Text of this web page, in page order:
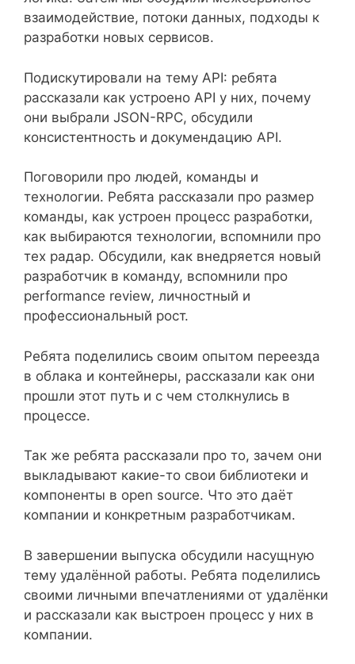
взаимодействие, потоки данных, подходы к
разработки новых сервисов.
Подискутировали на тему API: ребята
рассказали как устроено API у них, почему
они выбрали JSON-RPC, обсудили
консистентность и докумендацию API.
Поговорили про людей, команды и
технологии. Ребята рассказали про размер
команды, как устроен процесс разработки,
как выбираются технологии, вспомнили про
тех радар. Обсудили, как внедряется новый
разработчик в команду, вспомнили про
performance review, личностный и
профессиональный рост.
Ребята поделились своим опытом переезда
в облака и контейнеры, рассказали как они
прошли этот путь и с чем столкнулись в
процессе.
Так же ребята рассказали про то, зачем они
выкладывают какие-то свои библиотеки и
компоненты в open source. Что это даёт
компании и конкретным разработчикам.
В завершении выпуска обсудили насущную
тему удалённой работы. Ребята поделились
своими личными впечатлениями от удалёнки
и рассказали как выстроен процесс у них в
компании.